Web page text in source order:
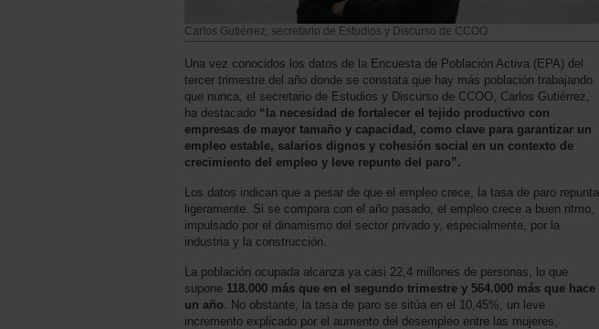
Carlos Gutiérrez, secretario de Estudios y Discurso de CCOO
Una vez conocidos los datos de la Encuesta de Población Activa (EPA) del
tercer trimestre del año donde se constata que hay más población trabajando
que nunca, el secretario de Estudios y Discurso de CCOO, Carlos Gutiérrez,
ha destacado “la necesidad de fortalecer el tejido productivo con
empresas de mayor tamaño y capacidad, como clave para garantizar un
empleo estable, salarios dignos y cohesión social en un contexto de
crecimiento del empleo y leve repunte del paro”.
Los datos indican que a pesar de que el empleo crece, la tasa de paro repunta
ligeramente. Si se compara con el año pasado, el empleo crece a buen ritmo,
impulsado por el dinamismo del sector privado y, especialmente, por la
industria y la construcción.
La población ocupada alcanza ya casi 22,4 millones de personas, lo que
supone 118.000 más que en el segundo trimestre y 564.000 más que hace
un año . No obstante, la tasa de paro se sitúa en el 10,45%, un leve
incremento explicado por el aumento del desempleo entre las mujeres,